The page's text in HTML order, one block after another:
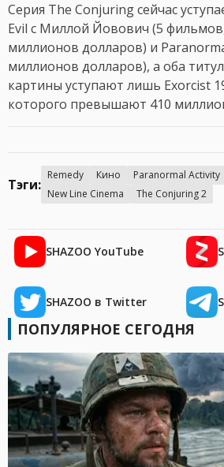
Серия The Conjuring сейчас
Evil с Миллой Йовович (5
миллионов долларов) и
миллионов долларов), а оба
картины уступают лишь Exorcist
которого превышают 410
Тэги:
Remedy Кино Paranormal Activity
New Line Cinema
The Conjuring 2
SHAZOO YouTube
SHAZOO в Twitter
ПОПУЛЯРНОЕ СЕГОДНЯ